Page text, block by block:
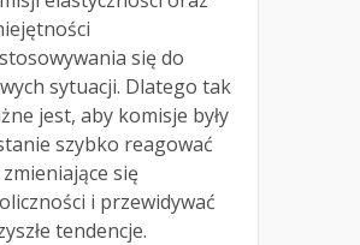
się do
sytuacji. Dlatego tak
jest, aby komisje były
szybko reagować
się
i przewidywać
tendencje.